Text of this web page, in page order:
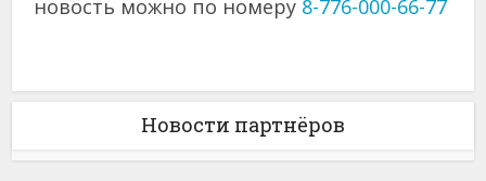
новость можно по номеру 8-776-000-66-77
Новости партнёров